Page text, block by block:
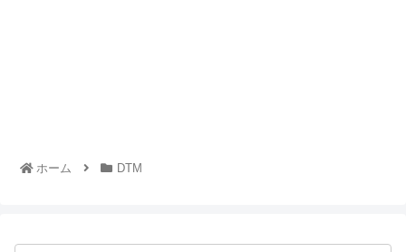
ホーム DTM